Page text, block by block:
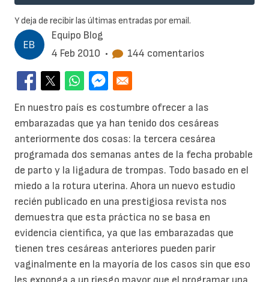
Equipo Blog
4 Feb 2010 • 144 comentarios
En nuestro país es costumbre ofrecer a las
embarazadas que ya han tenido dos cesáreas
anteriormente dos cosas: la tercera cesárea
programada dos semanas antes de la fecha probable
de parto y la ligadura de trompas. Todo basado en el
miedo a la rotura uterina. Ahora un nuevo estudio
recién publicado en una prestigiosa revista nos
demuestra que esta práctica no se basa en
evidencia cientifica, ya que las embarazadas que
tienen tres cesáreas anteriores pueden parir
vaginalmente en la mayoría de los casos sin que eso
Y deja de recibir las últimas entradas por email.